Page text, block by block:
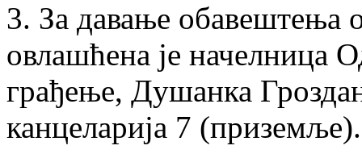
3. За давање обавештења
овлашћена је начелница
грађење, Душанка
канцеларија 7 (приземље).